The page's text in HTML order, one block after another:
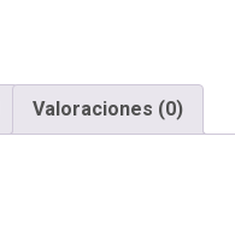
Valoraciones (0)